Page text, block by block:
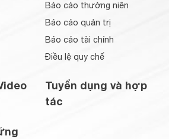
Báo cáo thường niên
Báo cáo quản trị
Báo cáo tài chính
Điều lệ quy chế
Tuyển dụng và hợp
tác